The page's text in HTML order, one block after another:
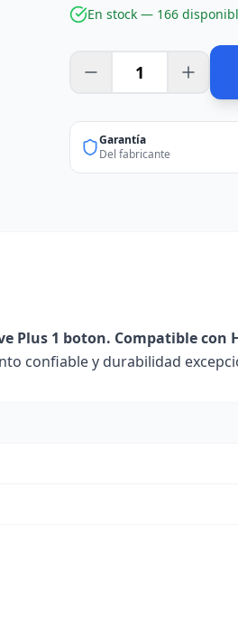
En stock — 166
Garantía
Del fabricante
Plus 1 boton. Compatible con
confiable y durabilidad